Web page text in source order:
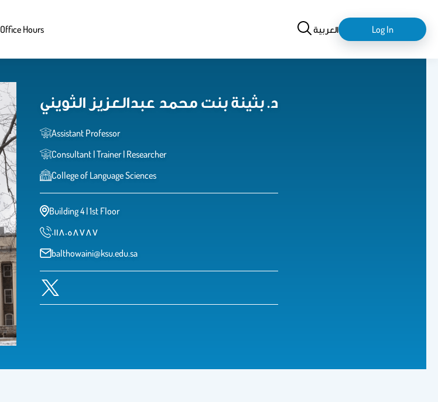
Office Hours Searchالعربيةlogin-
logout
Log In
د. بثينة بنت محمد عبدالعزيز الثويني
Assistant Professor
Consultant | Trainer | Researcher
College of Language Sciences
Building 4 | 1st Floor
٠١١٨٠٥٨٧٨٧
balthowaini@ksu.edu.sa